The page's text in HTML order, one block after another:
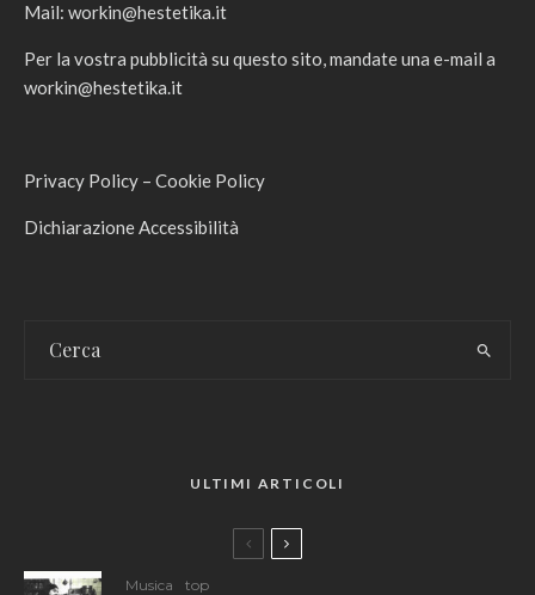
Mail: workin@hestetika.it
Per la vostra pubblicità su questo sito, mandate una e-mail a
workin@hestetika.it
Privacy Policy – Cookie Policy
Dichiarazione Accessibilità
ULTIMI ARTICOLI
Musica top